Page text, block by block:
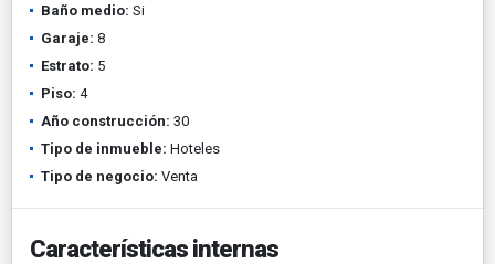
Baño medio: Si
Garaje: 8
Estrato: 5
Piso: 4
Año construcción: 30
Tipo de inmueble: Hoteles
Tipo de negocio: Venta
Características internas